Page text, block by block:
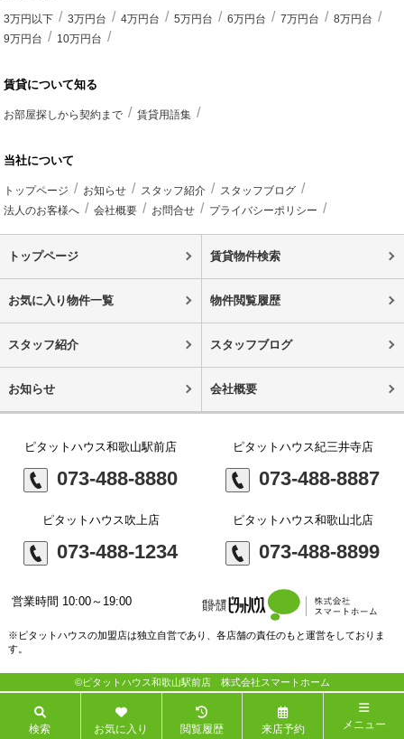
3万円以下 3万円台 4万円台 5万円台 6万円台 7万円台
8万円台
9万円台
10万円台
賃貸について知る
お部屋探しから契約まで 賃貸用語集
当社について
トップページ お知らせ スタッフ紹介
スタッフブログ
法人のお客様へ
会社概要 お問合せ プライバシーポリシー
トップページ 賃貸物件検索
お気に入り物件一覧 物件閲覧履歴
スタッフ紹介 スタッフブログ
お知らせ 会社概要
ピタットハウス和歌山駅前店
073-488-8880
ピタットハウス紀三井寺店
073-488-8887
ピタットハウス吹上店
073-488-1234
ピタットハウス和歌山北店
073-488-8899
営業時間 10:00～19:00
※ピタットハウスの加盟店は独立自営であり、各店舗の責任のもと運営をしておりま
す。
©ピタットハウス和歌山駅前店 株式会社スマートホーム
検索 お気に入り 閲覧履歴 来店予約 メニュー